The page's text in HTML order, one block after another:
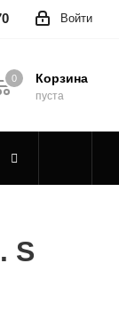
Войти
Корзина
0
пуста
0
S